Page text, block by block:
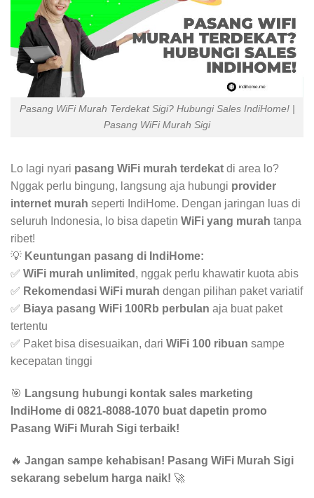
Pasang WiFi Murah Terdekat Sigi? Hubungi Sales IndiHome! |
Pasang WiFi Murah Sigi
Lo lagi nyari pasang WiFi murah terdekat di area lo?
Nggak perlu bingung, langsung aja hubungi provider
internet murah seperti IndiHome. Dengan jaringan luas di
seluruh Indonesia, lo bisa dapetin WiFi yang murah tanpa
ribet!
💡 Keuntungan pasang di IndiHome:
✅ WiFi murah unlimited , nggak perlu khawatir kuota abis
✅ Rekomendasi WiFi murah dengan pilihan paket variatif
✅ Biaya pasang WiFi 100Rb perbulan aja buat paket
tertentu
✅ Paket bisa disesuaikan, dari WiFi 100 ribuan sampe
kecepatan tinggi
🎯 Langsung hubungi kontak sales marketing
IndiHome di 0821-8088-1070 buat dapetin promo
Pasang WiFi Murah Sigi terbaik!
🔥 Jangan sampe kehabisan! Pasang WiFi Murah Sigi
sekarang sebelum harga naik! 🚀